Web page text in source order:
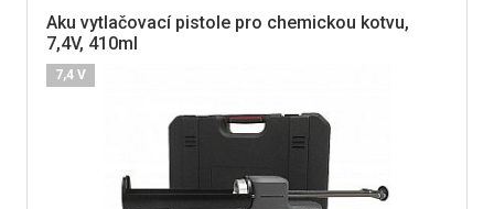
Aku vytlačovací pistole pro chemickou kotvu,
7,4V, 410ml
7,4 V